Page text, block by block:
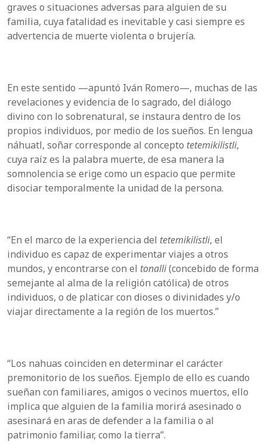
graves o situaciones adversas para alguien de su
familia, cuya fatalidad es inevitable y casi siempre es
advertencia de muerte violenta o brujería.
En este sentido —apuntó Iván Romero—, muchas de las
revelaciones y evidencia de lo sagrado, del diálogo
divino con lo sobrenatural, se instaura dentro de los
propios individuos, por medio de los sueños. En lengua
náhuatl, soñar corresponde al concepto tetemikilistli,
cuya raíz es la palabra muerte, de esa manera la
somnolencia se erige como un espacio que permite
disociar temporalmente la unidad de la persona.
“En el marco de la experiencia del tetemikilistli, el
individuo es capaz de experimentar viajes a otros
mundos, y encontrarse con el tonalli(concebido de forma
semejante al alma de la religión católica) de otros
individuos, o de platicar con dioses o divinidades y/o
viajar directamente a la región de los muertos.”
“Los nahuas coinciden en determinar el carácter
premonitorio de los sueños. Ejemplo de ello es cuando
sueñan con familiares, amigos o vecinos muertos, ello
implica que alguien de la familia morirá asesinado o
asesinará en aras de defender a la familia o al
patrimonio familiar, como la tierra”.